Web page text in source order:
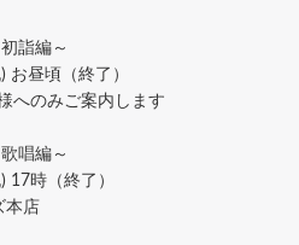
詣編～
お昼頃（終了）
のみご案内します
唱編～
17時（終了）
本店